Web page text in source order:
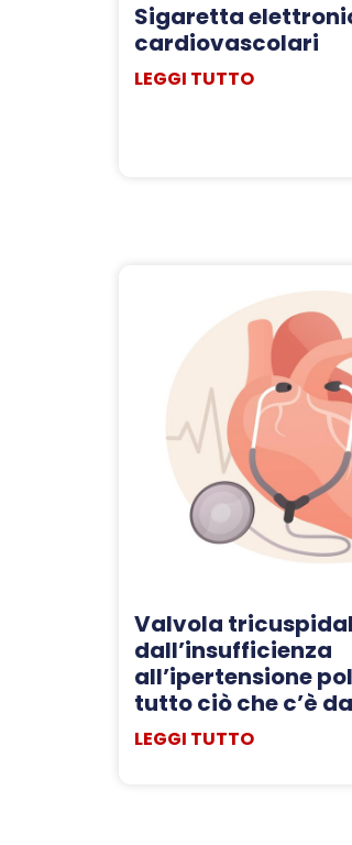
Sigaretta
cardiovascolari
LEGGI TUTTO
Valvola
dall’insufficienza
all’ipertensione
tutto ciò che c’è
LEGGI TUTTO